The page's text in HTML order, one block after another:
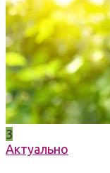
3
Актуально